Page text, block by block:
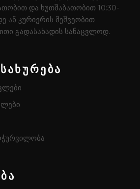
და ხუთშაბათობით 10:30-
ან კურიერის მეშვეობით
გადასახადის სანაცვლოდ.